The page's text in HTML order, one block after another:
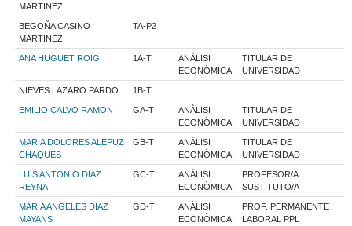
MARTINEZ
BEGOÑA CASINO
MARTINEZ
TA-P2
ANA HUGUET ROIG 1A-T
ANÀLISI
ECONÒMICA
TITULAR DE
UNIVERSIDAD
NIEVES LAZARO PARDO 1B-T
EMILIO CALVO RAMON GA-T
ANÀLISI
ECONÒMICA
TITULAR DE
UNIVERSIDAD
MARIA DOLORES ALEPUZ
CHAQUES
GB-T
ANÀLISI
ECONÒMICA
TITULAR DE
UNIVERSIDAD
LUIS ANTONIO DIAZ
REYNA
GC-T
ANÀLISI
ECONÒMICA
PROFESOR/A
SUSTITUTO/A
MARIA ANGELES DIAZ
MAYANS
GD-T
ANÀLISI
ECONÒMICA
PROF. PERMANENTE
LABORAL PPL